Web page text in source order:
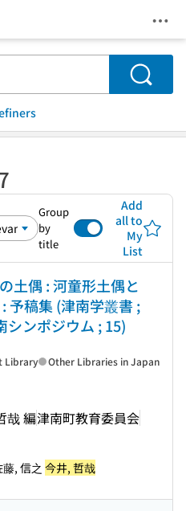
Search
Group
by
title
Add
all to
My
List
土偶 : 河童形土偶と
予稿集 (津南学叢書 ;
シンポジウム ; 15)
哉 編津南町教育委員会
Library Other Libraries in Japan
, 信之 今井, 哲哉